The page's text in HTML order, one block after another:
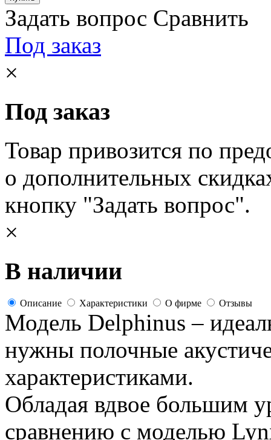
Задать вопрос Сравнить
Под заказ
×
Под заказ
Товар привозится по
о дополнительных
кнопку "Задать вопрос".
×
В наличии
Описание Характеристики О фирме Отзывы
Модель Delphinus –
нужны полочные
характеристиками.
Обладая вдвое большим
сравнению с моделью